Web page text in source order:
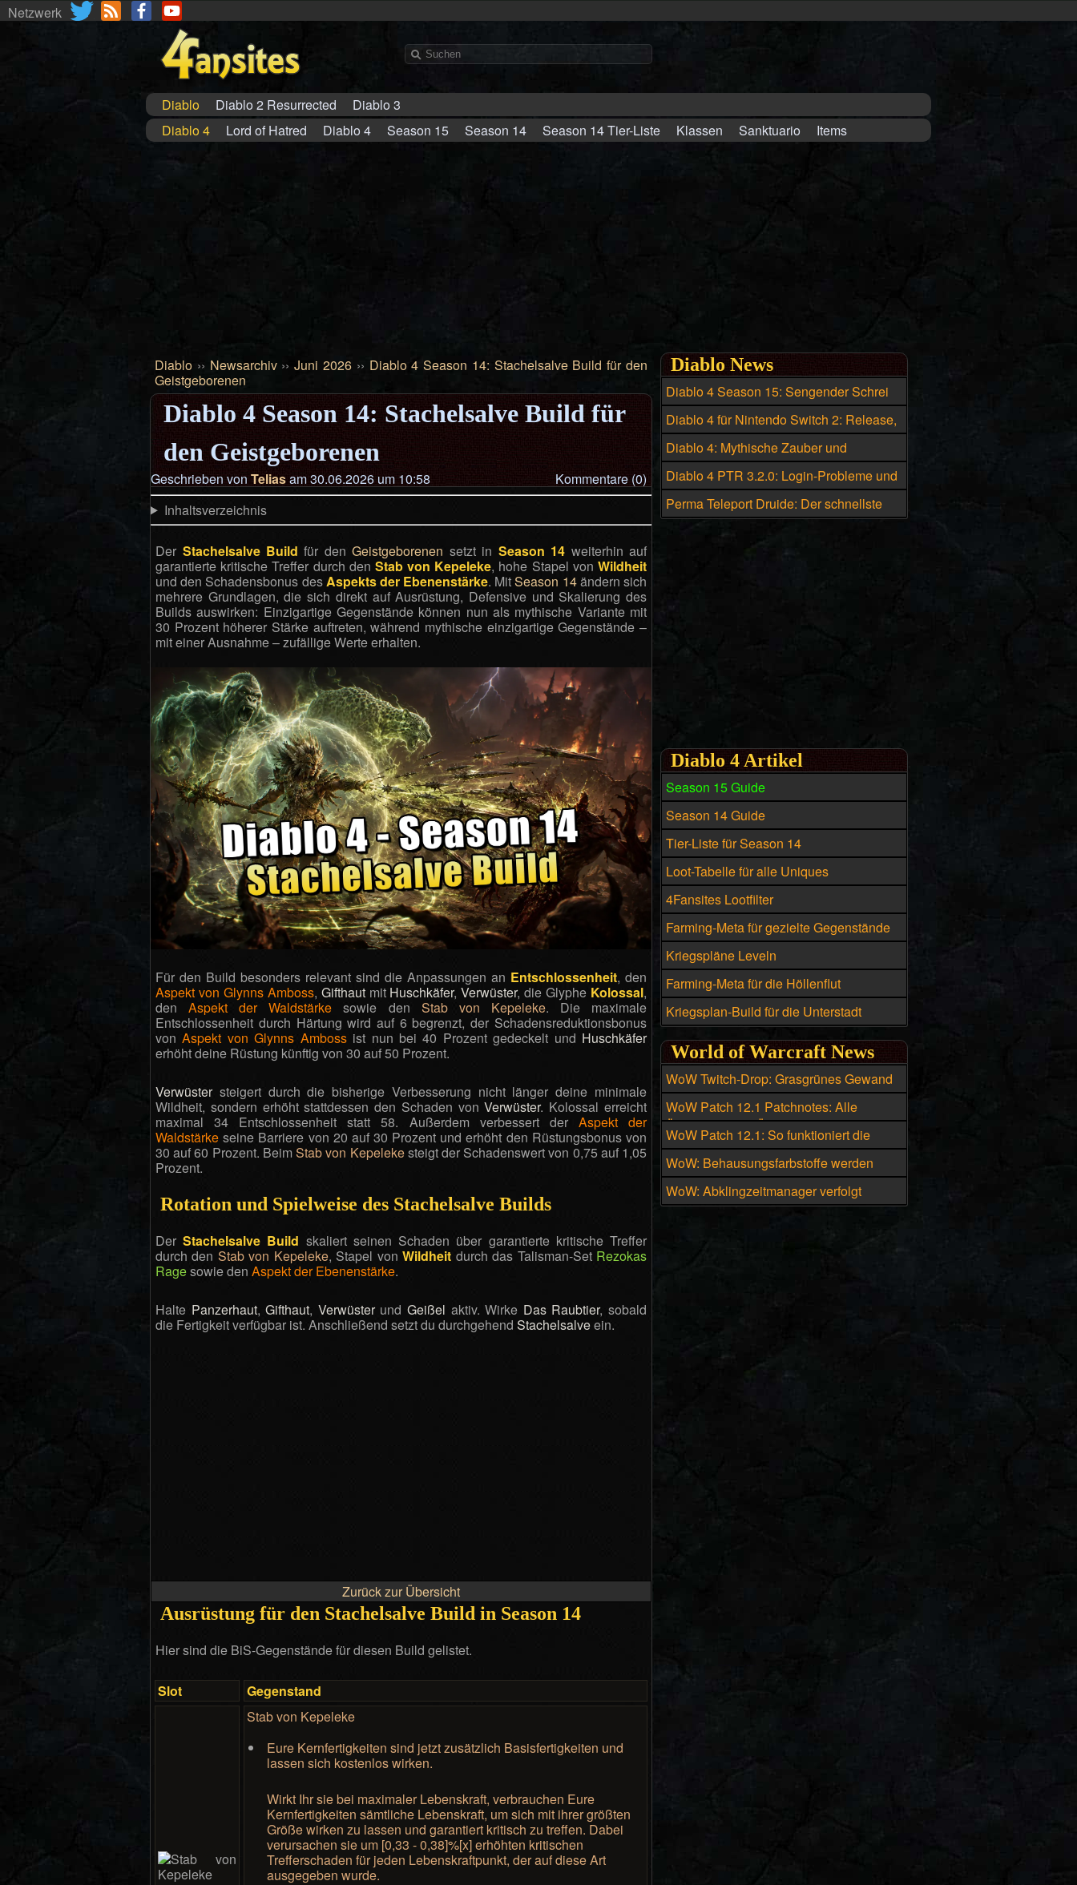
Netzwerk
Diablo Diablo 2 Resurrected
Diablo 3
Diablo 4
Lord of Hatred Diablo 4 Season 15 Season 14 Season 14 Tier-Liste Klassen Sanktuario Items
Diablo ›› Newsarchiv››Juni 2026›› Diablo 4 Season 14: Stachelsalve Build für den
Geistgeborenen
Diablo 4 Season 14: Stachelsalve Build für
den Geistgeborenen
Geschrieben von Teliasam 30.06.2026 um 10:58
Kommentare (0)
Inhaltsverzeichnis
Der Stachelsalve Build für denGeistgeborenen setzt in Season 14 weiterhin auf
garantierte kritische Treffer durch den Stab von Kepeleke, hohe Stapel von Wildheit
und den Schadensbonus desAspekts der Ebenenstärke. MitSeason 14ändern sich
mehrere Grundlagen, die sich direkt auf Ausrüstung, Defensive und Skalierung des
Builds auswirken: Einzigartige Gegenstände können nun als mythische Variante mit
30 Prozent höherer Stärke auftreten, während mythische einzigartige Gegenstände –
mit einer Ausnahme – zufällige Werte erhalten.
Für den Build besonders relevant sind die Anpassungen an Entschlossenheit, den
Aspekt von Glynns Amboss, Gifthautmit Huschkäfer,Verwüster, die Glyphe Kolossal,
denAspekt der Waldstärke sowie den Stab von Kepeleke. Die maximale
Entschlossenheit durch Härtung wird auf 6 begrenzt, der Schadensreduktionsbonus
vonAspekt von Glynns Ambossist nun bei 40 Prozent gedeckelt und Huschkäfer
erhöht deine Rüstung künftig von 30 auf 50 Prozent.
Verwüstersteigert durch die bisherige Verbesserung nicht länger deine minimale
Wildheit, sondern erhöht stattdessen den Schaden vonVerwüster. Kolossal erreicht
maximal 34 Entschlossenheit statt 58. Außerdem verbessert der Aspekt der
Waldstärke seine Barriere von 20 auf 30 Prozent und erhöht den Rüstungsbonus von
30 auf 60 Prozent. BeimStab von Kepelekesteigt der Schadenswert von 0,75 auf 1,05
Prozent.
Rotation und Spielweise des Stachelsalve Builds
DerStachelsalve Build skaliert seinen Schaden über garantierte kritische Treffer
durch den Stab von Kepeleke, Stapel vonWildheit durch das Talisman-Set Rezokas
Ragesowie denAspekt der Ebenenstärke.
Halte Panzerhaut,Gifthaut, VerwüsterundGeißel aktiv. Wirke Das Raubtier, sobald
die Fertigkeit verfügbar ist. Anschließend setzt du durchgehendStachelsalveein.
Zurück zur Übersicht
Ausrüstung für den Stachelsalve Build in Season 14
Hier sind die BiS-Gegenstände für diesen Build gelistet.
Slot
Gegenstand
Stab von Kepeleke
Eure Kernfertigkeiten sind jetzt zusätzlich Basisfertigkeiten und
lassen sich kostenlos wirken.
Wirkt Ihr sie bei maximaler Lebenskraft, verbrauchen Eure
Kernfertigkeiten sämtliche Lebenskraft, um sich mit ihrer größten
Größe wirken zu lassen und garantiert kritisch zu treffen. Dabei
verursachen sie um [0,33 - 0,38]%[x] erhöhten kritischen
Trefferschaden für jeden Lebenskraftpunkt, der auf diese Art
ausgegeben wurde.
Diablo News
Diablo 4 Season 15: Sengender Schrei
Build - Die beste Skillung für den
Hexenmeister
Diablo 4 für Nintendo Switch 2: Release,
Preis und Box-Version geleakt
Diablo 4: Mythische Zauber und
historische Uniques eskalieren
Diablo 4 PTR 3.2.0: Login-Probleme und
zahlreiche bekannte Fehler
Perma Teleport Druide: Der schnellste
Build in Diablo 4
Diablo 4 Artikel
Season 15 Guide
Season 14 Guide
Tier-Liste für Season 14
Loot-Tabelle für alle Uniques
4Fansites Lootfilter
Farming-Meta für gezielte Gegenstände
Kriegspläne Leveln
Farming-Meta für die Höllenflut
Kriegsplan-Build für die Unterstadt
World of Warcraft News
WoW Twitch-Drop: Grasgrünes Gewand
des Zauberers ab 11. August
WoW Patch 12.1 Patchnotes: Alle
Änderungen im Überblick
WoW Patch 12.1: So funktioniert die
neue Discord-Integration
WoW: Behausungsfarbstoffe werden
vorübergehend kriegsmeutengebunden
WoW: Abklingzeitmanager verfolgt
künftig Tränke und Schmuckstücke